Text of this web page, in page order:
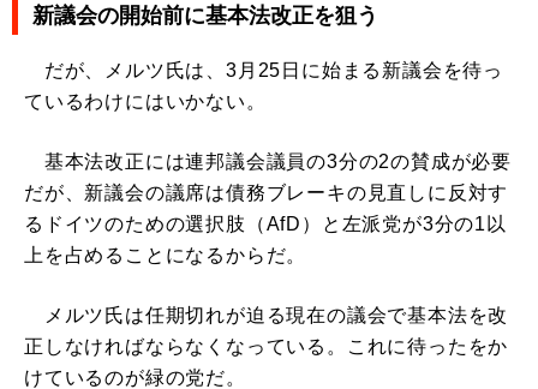
新議会の開始前に基本法改正を狙う
だが、メルツ氏は、3月25日に始まる新議会を待っ
ているわけにはいかない。
基本法改正には連邦議会議員の3分の2の賛成が必要
だが、新議会の議席は債務ブレーキの見直しに反対す
るドイツのための選択肢（AfD）と左派党が3分の1以
上を占めることになるからだ。
メルツ氏は任期切れが迫る現在の議会で基本法を改
正しなければならなくなっている。これに待ったをか
けているのが緑の党だ。